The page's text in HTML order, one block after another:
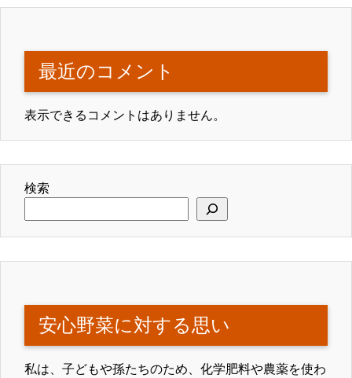
最近のコメント
表示できるコメントはありません。
検索
安心野菜に対する思い
私は、子どもや孫たちのため、化学肥料や農薬を使わ